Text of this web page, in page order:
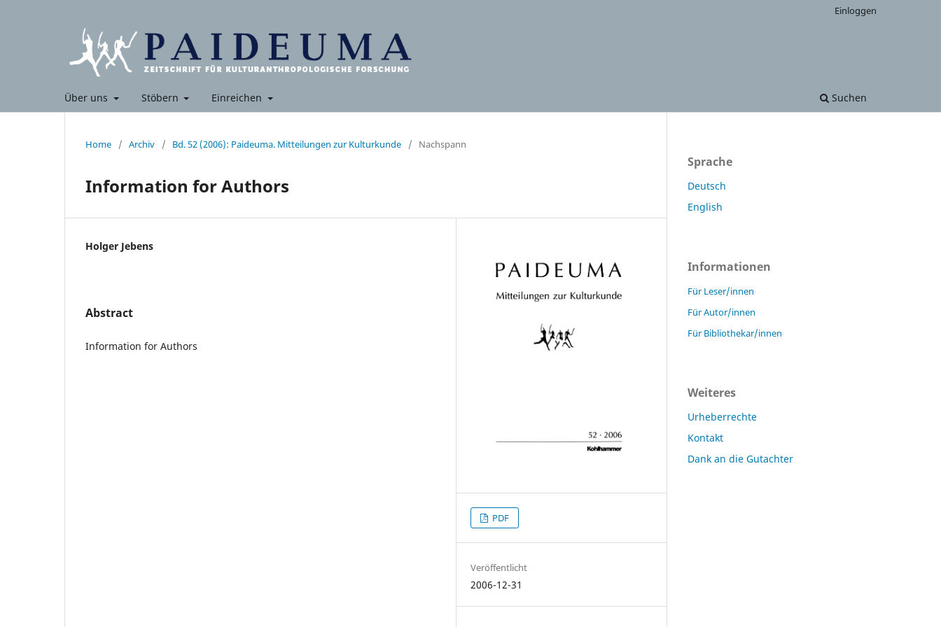
Über uns Stöbern Einreichen Suchen
Einloggen
Home / Archiv / Bd. 52 (2006): Paideuma. Mitteilungen zur Kulturkunde / Nachspann
Information for Authors
Holger Jebens
Abstract
Information for Authors
PDF
Veröffentlicht
2006-12-31
Sprache
Deutsch
English
Informationen
Für Leser/innen
Für Autor/innen
Für Bibliothekar/innen
Weiteres
Urheberrechte
Kontakt
Dank an die Gutachter